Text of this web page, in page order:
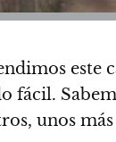
este
fácil.
unos